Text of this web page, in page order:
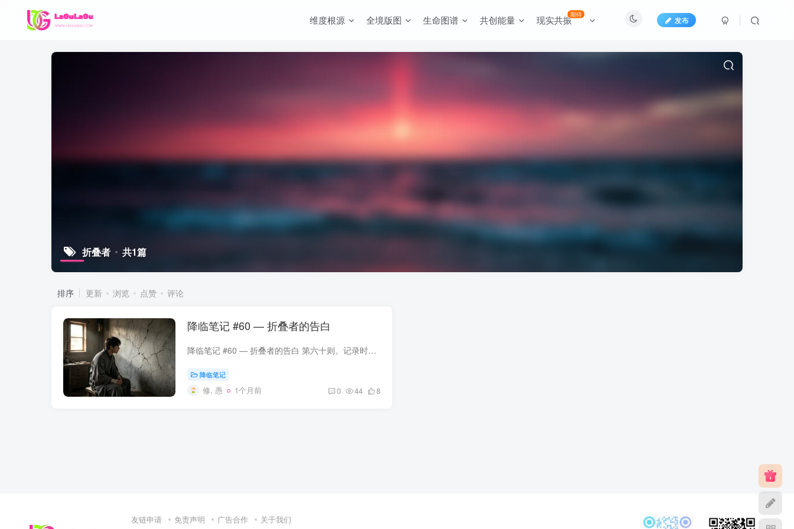
发布
维度根源 全境版图 生命图谱 共创能量 现实共振期待
折叠者 共1篇
排序 更新 浏览 点赞 评论
降临笔记 #60 — 折叠者的告白
降临笔记 #60 — 折叠者的告白 第六十则。记录时间：降临纪元第七年，雾月十七，戌时。记录者：叶岑，独立降临者，拉古拉古边界地带自由档案员。身边设备：基础维度锚（稳定）、个人速写本（封...
降临笔记
修, 愚 1个月前 0 44 8
友链申请 免责声明 广告合作 关于我们